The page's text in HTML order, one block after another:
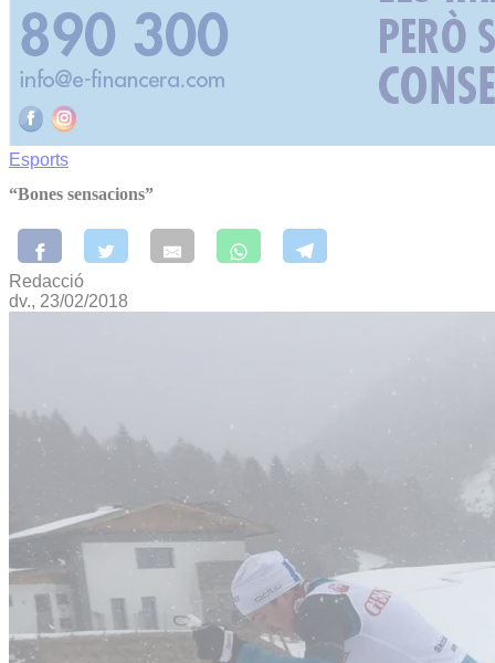
Esports
“Bones sensacions”
Redacció
dv., 23/02/2018